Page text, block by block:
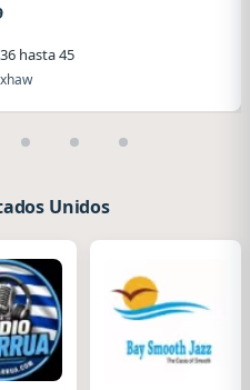
hasta 45
Unidos